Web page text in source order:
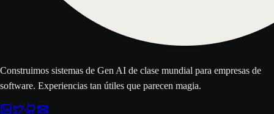
Construimos sistemas de Gen AI de clase mundial para empresas de
software. Experiencias tan útiles que parecen magia.